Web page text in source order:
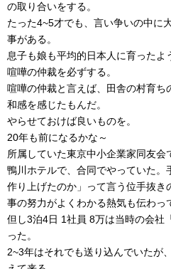
の取り合いをする。
たった4~5才でも、言い争いの中に
事がある。
息子も娘も平均的日本人に育った
喧嘩の仲裁を必ずする。
喧嘩の仲裁と言えば、田舎の村育ち
和感を感じたもんだ。
やらせておけば良いものを。
20年も前になるかな～
所属していた東京中小企業家同友
鴨川ホテルで、合同でやっていた
作り上げたのか」って言う位手抜
事の努力がよくわかる熱気も伝わっ
但し3泊4日 1社員 8万は当時の会社
った。
2~3年はそれでも送り込んでいたが